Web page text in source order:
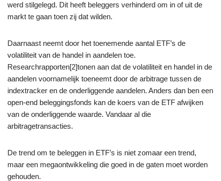
werd stilgelegd. Dit heeft beleggers verhinderd om in of uit de
markt te gaan toen zij dat wilden.
Daarnaast neemt door het toenemende aantal ETF’s de
volatiliteit van de handel in aandelen toe.
Researchrapporten[2]tonen aan dat de volatiliteit en handel in de
aandelen voornamelijk toeneemt door de arbitrage tussen de
indextracker en de onderliggende aandelen. Anders dan ben een
open-end beleggingsfonds kan de koers van de ETF afwijken
van de onderliggende waarde. Vandaar al die
arbitragetransacties.
De trend om te beleggen in ETF’s is niet zomaar een trend,
maar een megaontwikkeling die goed in de gaten moet worden
gehouden.